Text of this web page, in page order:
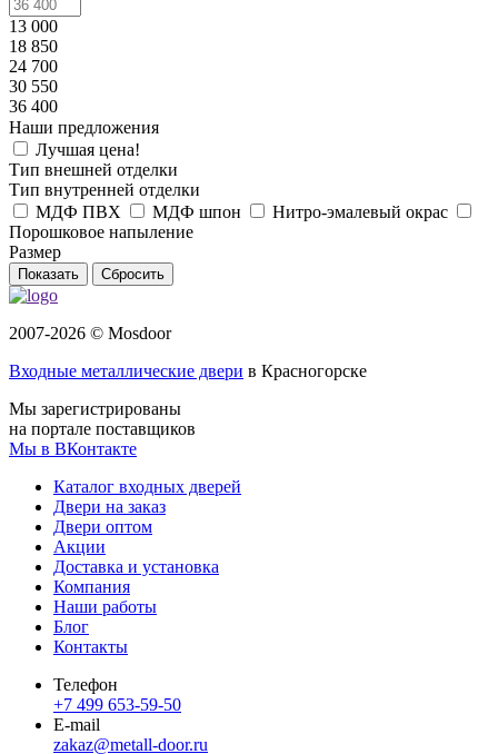
13 000
18 850
24 700
30 550
36 400
Наши предложения
Лучшая цена!
Тип внешней отделки
Тип внутренней отделки
МДФ ПВХ
МДФ шпон
Нитро-эмалевый окрас
Порошковое напыление
Размер
Сбросить
2007-2026 © Mosdoor
Входные металлические двери в Красногорске
Мы зарегистрированы
на портале поставщиков
Мы в ВКонтакте
Каталог входных дверей
Двери на заказ
Двери оптом
Акции
Доставка и установка
Компания
Наши работы
Блог
Контакты
Телефон
+7 499 653-59-50
E-mail
zakaz@metall-door.ru